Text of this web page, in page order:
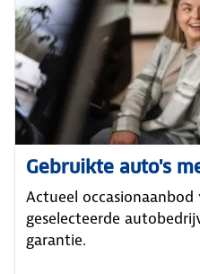
Gebruikte auto's
Actueel
geselecteerde
garantie.